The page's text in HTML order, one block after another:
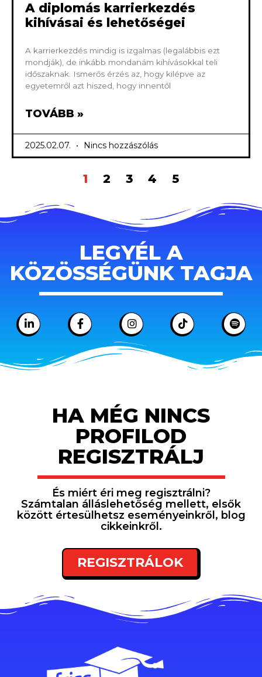
A diplomás karrierkezdés
kihívásai és lehetőségei
A karrierkezdés mindig is izgalmas (legalábbis ezt
mondják), de inkább mondanám kihívásokkal teli
időszaknak. Ismerős érzés az, hogy kilépve az
egyetemről azt hiszed, hogy innentől
TOVÁBB »
2025.02.07. Nincs hozzászólás
1 2 3 4 5
LEGYÉL A
KÖZÖSSÉGÜNK TAGJA
HA MÉG NINCS
PROFILOD
REGISZTRÁLJ
És miért éri meg regisztrálni?
Számtalan álláslehetőség mellett, elsők
között értesülhetsz eseményeinkről, blog
cikkeinkről.
REGISZTRÁLOK